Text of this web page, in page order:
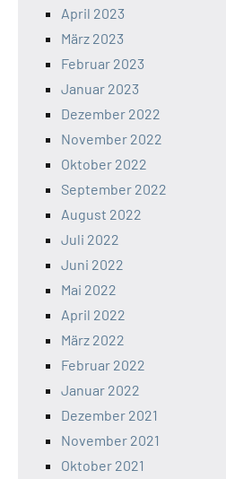
April 2023
März 2023
Februar 2023
Januar 2023
Dezember 2022
November 2022
Oktober 2022
September 2022
August 2022
Juli 2022
Juni 2022
Mai 2022
April 2022
März 2022
Februar 2022
Januar 2022
Dezember 2021
November 2021
Oktober 2021